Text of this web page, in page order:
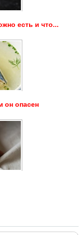
есть и что...
он опасен